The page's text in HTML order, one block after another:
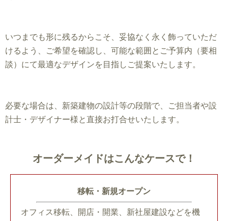
いつまでも形に残るからこそ、妥協なく永く飾っていただ
けるよう、ご希望を確認し、可能な範囲とご予算内（要相
談）にて最適なデザインを目指しご提案いたします。
必要な場合は、新築建物の設計等の段階で、ご担当者や設
計士・デザイナー様と直接お打合せいたします。
オーダーメイドはこんなケースで！
移転・新規オープン
オフィス移転、開店・開業、新社屋建設などを機